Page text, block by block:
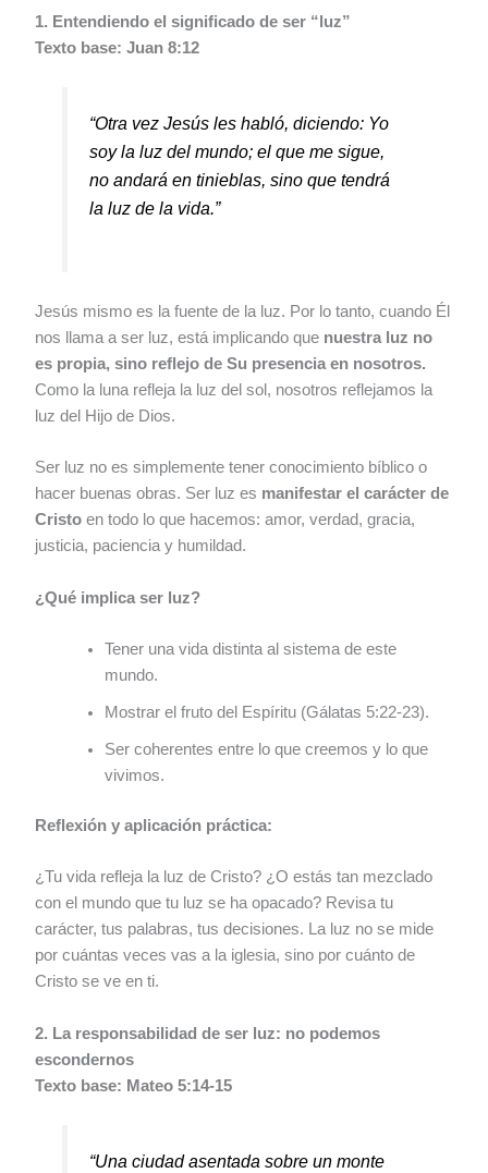
1. Entendiendo el significado de ser “luz”
Texto base: Juan 8:12
“Otra vez Jesús les habló, diciendo: Yo
soy la luz del mundo; el que me sigue,
no andará en tinieblas, sino que tendrá
la luz de la vida.”
Jesús mismo es la fuente de la luz. Por lo tanto, cuando Él
nos llama a ser luz, está implicando que nuestra luz no
es propia, sino reflejo de Su presencia en nosotros.
Como la luna refleja la luz del sol, nosotros reflejamos la
luz del Hijo de Dios.
Ser luz no es simplemente tener conocimiento bíblico o
hacer buenas obras. Ser luz es manifestar el carácter de
Cristo en todo lo que hacemos: amor, verdad, gracia,
justicia, paciencia y humildad.
¿Qué implica ser luz?
Tener una vida distinta al sistema de este
mundo.
Mostrar el fruto del Espíritu (Gálatas 5:22-23).
Ser coherentes entre lo que creemos y lo que
vivimos.
Reflexión y aplicación práctica:
¿Tu vida refleja la luz de Cristo? ¿O estás tan mezclado
con el mundo que tu luz se ha opacado? Revisa tu
carácter, tus palabras, tus decisiones. La luz no se mide
por cuántas veces vas a la iglesia, sino por cuánto de
Cristo se ve en ti.
2. La responsabilidad de ser luz: no podemos
escondernos
Texto base: Mateo 5:14-15
“Una ciudad asentada sobre un monte